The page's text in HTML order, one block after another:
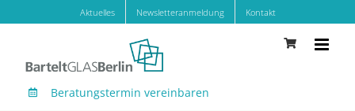
springen
Aktuelles Newsletteranmeldung Kontakt
Beratungstermin vereinbaren